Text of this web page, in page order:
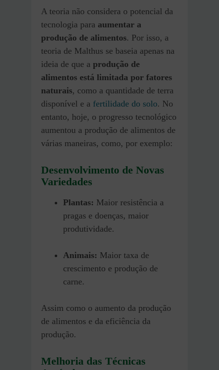
A teoria não considera o potencial da
tecnologia para aumentar a
produção de alimentos. Por isso, a
teoria de Malthus se baseia apenas na
ideia de que a produção de
alimentos está limitada por fatores
naturais, como a quantidade de terra
disponível e a fertilidade do solo. No
entanto, hoje, o progresso tecnológico
aumentou a produção de alimentos de
várias maneiras, como, por exemplo:
Desenvolvimento de Novas
Variedades
Plantas: Maior resistência a
pragas e doenças, maior
produtividade.
Animais: Maior taxa de
crescimento e produção de
carne.
Assim como o aumento da produção
de alimentos e da eficiência da
produção.
Melhoria das Técnicas